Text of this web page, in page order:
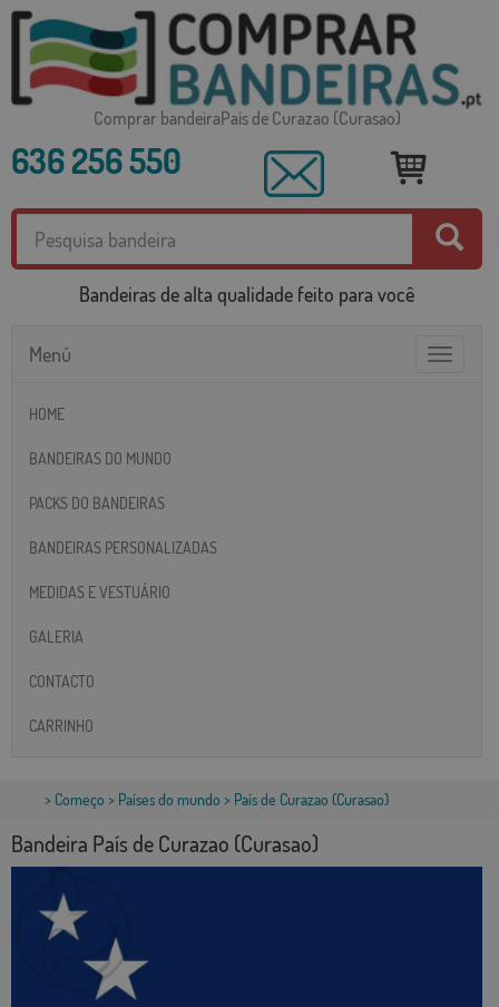
Comprar bandeiraPaís de Curazao (Curasao)
636 256 550
Bandeiras de alta qualidade feito para você
Toggle
Menú
HOME
BANDEIRAS DO MUNDO
PACKS DO BANDEIRAS
BANDEIRAS PERSONALIZADAS
MEDIDAS E VESTUÁRIO
GALERIA
CONTACTO
CARRINHO
> Começo > Países do mundo > País de Curazao (Curasao)
Bandeira País de Curazao (Curasao)